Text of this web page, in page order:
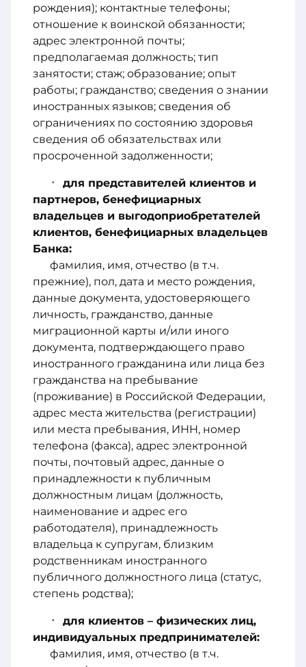
рождения); контактные телефоны;
отношение к воинской обязанности;
адрес электронной почты;
предполагаемая должность; тип
занятости; стаж; образование; опыт
работы; гражданство; сведения о знании
иностранных языков; сведения об
ограничениях по состоянию здоровья
сведения об обязательствах или
просроченной задолженности;
для представителей клиентов и
партнеров, бенефициарных
владельцев и выгодоприобретателей
клиентов, бенефициарных владельцев
Банка:
фамилия, имя, отчество (в т.ч.
прежние), пол, дата и место рождения,
данные документа, удостоверяющего
личность, гражданство, данные
миграционной карты и/или иного
документа, подтверждающего право
иностранного гражданина или лица без
гражданства на пребывание
(проживание) в Российской Федерации,
адрес места жительства (регистрации)
или места пребывания, ИНН, номер
телефона (факса), адрес электронной
почты, почтовый адрес, данные о
принадлежности к публичным
должностным лицам (должность,
наименование и адрес его
работодателя), принадлежность
владельца к супругам, близким
родственникам иностранного
публичного должностного лица (статус,
степень родства);
для клиентов – физических лиц,
индивидуальных предпринимателей:
фамилия, имя, отчество (в т.ч.